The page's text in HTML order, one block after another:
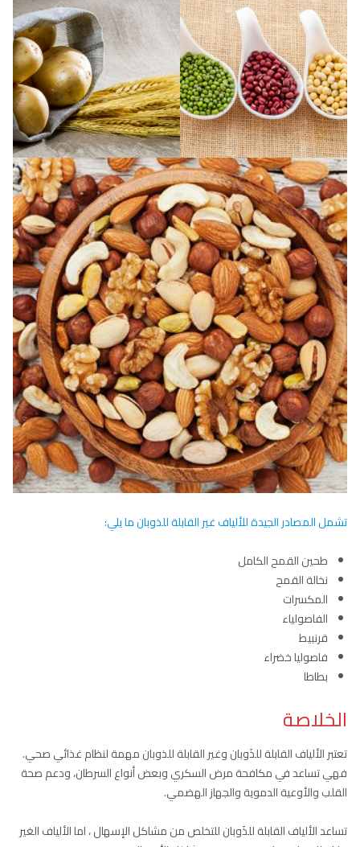
تشمل المصادر الجيدة للألياف غير القابلة للذوبان ما يلي:
طحين القمح الكامل
نخالة القمح
المكسرات
الفاصولياء
قرنبيط
فاصوليا خضراء
بطاطا
الخلاصة
تعتبر الألياف القابلة للذَوبان وغير القابلة للذوبان مهمة لنظام غذائي صحي.
فهي تساعد في مكافحة مرض السكري وبعض أنواع السرطان، ودعم صحة
القلب والأوعية الدموية والجهاز الهضمي.
تساعد الألياف القابلة للذَوبان للتخلص من مشاكل الإسهال ، اما الألياف الغير